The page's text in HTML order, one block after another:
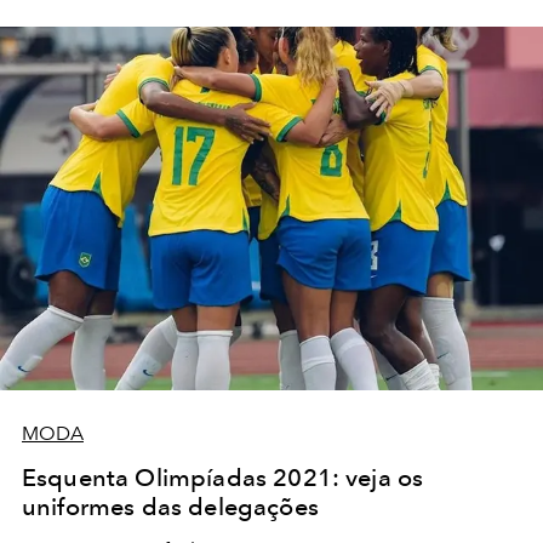
MODA
Esquenta Olimpíadas 2021: veja os
uniformes das delegações